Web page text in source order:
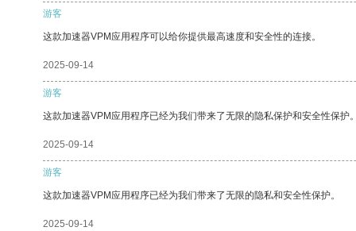
游客
这款加速器VPM应用程序可以给你提供最高速度和安全性的连接。
2025-09-14
游客
这款加速器VPM应用程序已经为我们带来了无限的隐私保护和安全性保护。
2025-09-14
游客
这款加速器VPM应用程序已经为我们带来了无限的隐私和安全性保护。
2025-09-14